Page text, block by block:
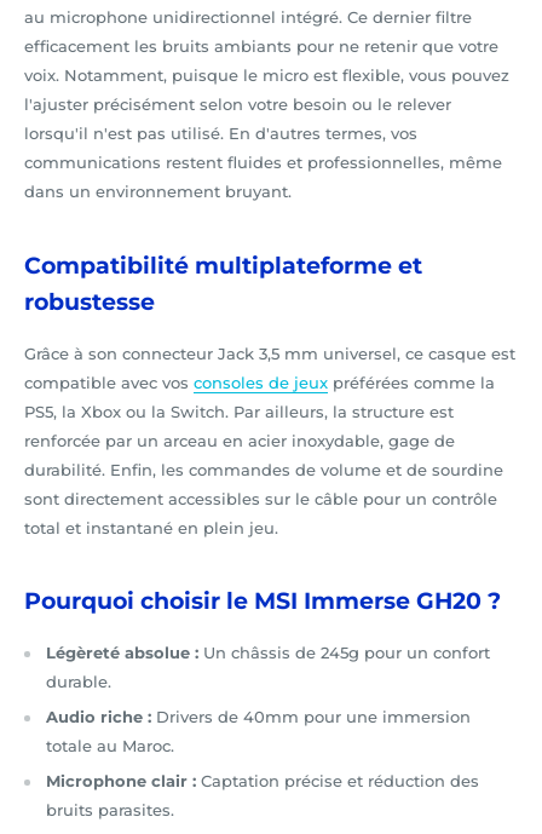
au microphone unidirectionnel intégré. Ce dernier filtre
efficacement les bruits ambiants pour ne retenir que votre
voix. Notamment, puisque le micro est flexible, vous pouvez
l'ajuster précisément selon votre besoin ou le relever
lorsqu'il n'est pas utilisé. En d'autres termes, vos
communications restent fluides et professionnelles, même
dans un environnement bruyant.
Compatibilité multiplateforme et
robustesse
Grâce à son connecteur Jack 3,5 mm universel, ce casque est
compatible avec vos consoles de jeux préférées comme la
PS5, la Xbox ou la Switch. Par ailleurs, la structure est
renforcée par un arceau en acier inoxydable, gage de
durabilité. Enfin, les commandes de volume et de sourdine
sont directement accessibles sur le câble pour un contrôle
total et instantané en plein jeu.
Pourquoi choisir le MSI Immerse GH20 ?
Légèreté absolue : Un châssis de 245g pour un confort
durable.
Audio riche : Drivers de 40mm pour une immersion
totale au Maroc.
Microphone clair : Captation précise et réduction des
bruits parasites.